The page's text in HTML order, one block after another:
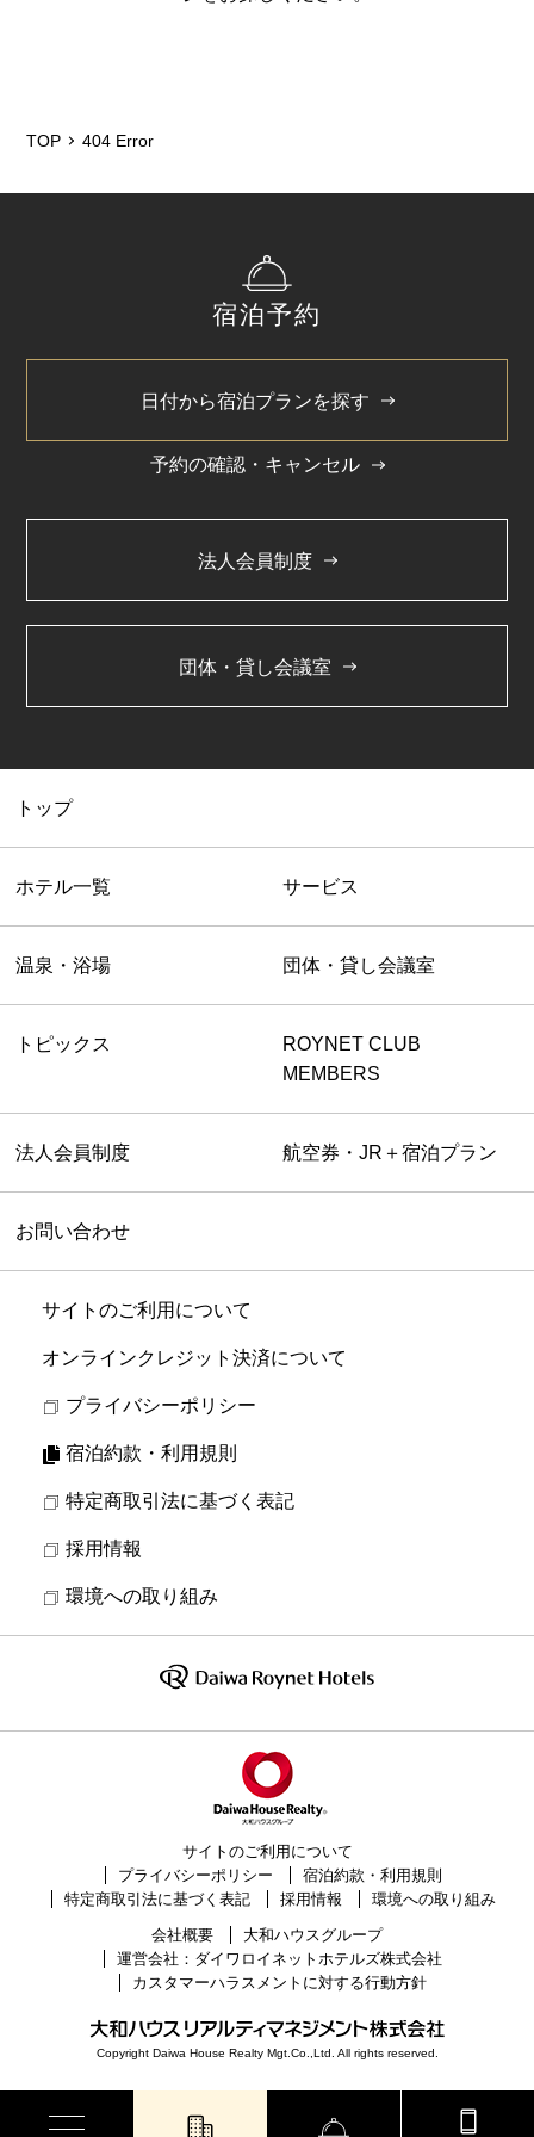
TOP 404 Error
宿泊予約
日付から宿泊プランを探す
予約の確認・キャンセル
法人会員制度
団体・貸し会議室
トップ
ホテル一覧 サービス
温泉・浴場 団体・貸し会議室
トピックス
ROYNET CLUB
MEMBERS
法人会員制度 航空券・JR＋宿泊プラン
お問い合わせ
サイトのご利用について
オンラインクレジット決済について
プライバシーポリシー
宿泊約款・利用規則
特定商取引法に基づく表記
採用情報
環境への取り組み
サイトのご利用について
プライバシーポリシー
宿泊約款・利用規則
特定商取引法に基づく表記
採用情報
環境への取り組み
会社概要
大和ハウスグループ
運営会社：ダイワロイネットホテルズ株式会社
カスタマーハラスメントに対する行動方針
Copyright Daiwa House Realty Mgt.Co.,Ltd. All rights reserved.